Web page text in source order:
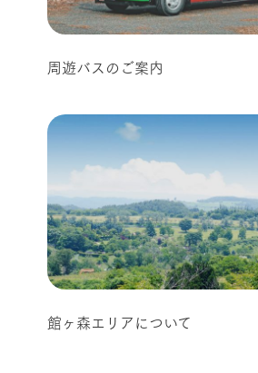
周遊バスのご案内
館ヶ森エリアについて